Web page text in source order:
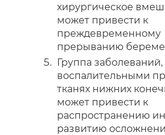
хирургическое
может привести к
преждевременному
прерыванию
Группа
воспалительными
тканях нижних
может привести к
распространению
развитию